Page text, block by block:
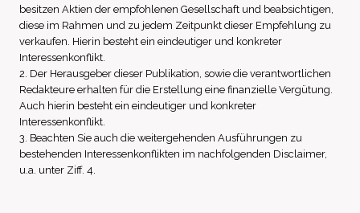
besitzen Aktien der empfohlenen Gesellschaft und beabsichtigen,
diese im Rahmen und zu jedem Zeitpunkt dieser Empfehlung zu
verkaufen. Hierin besteht ein eindeutiger und konkreter
Interessenkonflikt.
2. Der Herausgeber dieser Publikation, sowie die verantwortlichen
Redakteure erhalten für die Erstellung eine finanzielle Vergütung.
Auch hierin besteht ein eindeutiger und konkreter
Interessenkonflikt.
3. Beachten Sie auch die weitergehenden Ausführungen zu
bestehenden Interessenkonflikten im nachfolgenden Disclaimer,
u.a. unter Ziff. 4.